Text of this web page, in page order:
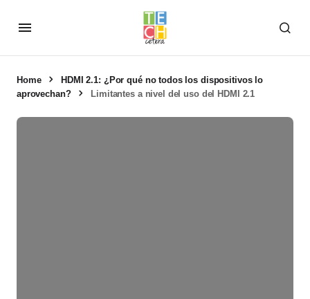
Home
HDMI 2.1: ¿Por qué no todos los dispositivos lo
aprovechan?
Limitantes a nivel del uso del HDMI 2.1